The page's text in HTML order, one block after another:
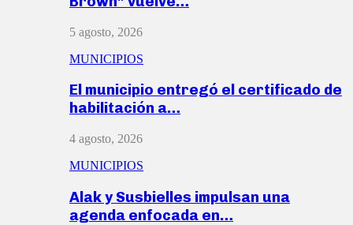
5 agosto, 2026
MUNICIPIOS
El municipio entregó el certificado de
habilitación a…
4 agosto, 2026
MUNICIPIOS
Alak y Susbielles impulsan una
agenda enfocada en…